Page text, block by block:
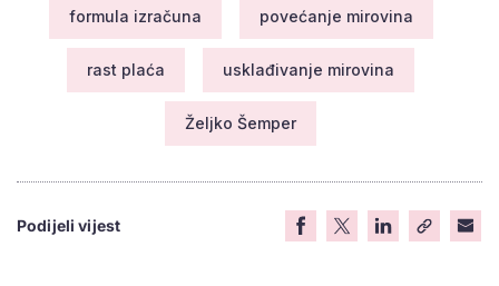
formula izračuna povećanje mirovina
rast plaća usklađivanje mirovina
Željko Šemper
Podijeli vijest